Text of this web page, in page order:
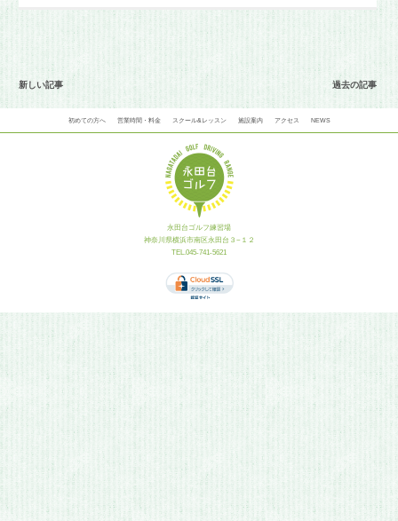
新しい記事 過去の記事
初めての方へ 営業時間・料金 スクール&レッスン 施設案内 アクセス NEWS
永田台ゴルフ練習場
神奈川県横浜市南区永田台３−１２
TEL.045-741-5621